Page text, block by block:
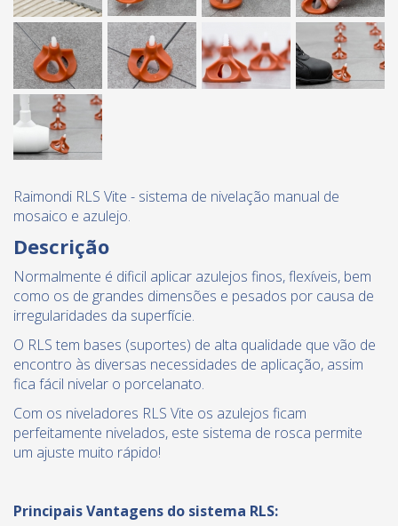
Raimondi RLS Vite - sistema de nivelação manual de
mosaico e azulejo.
Descrição
Normalmente é dificil aplicar azulejos finos, flexíveis, bem
como os de grandes dimensões e pesados por causa de
irregularidades da superfície.
O RLS tem bases (suportes) de alta qualidade que vão de
encontro às diversas necessidades de aplicação, assim
fica fácil nivelar o porcelanato.
Com os niveladores RLS Vite os azulejos ficam
perfeitamente nivelados, este sistema de rosca permite
um ajuste muito rápido!
Principais Vantagens do sistema RLS: